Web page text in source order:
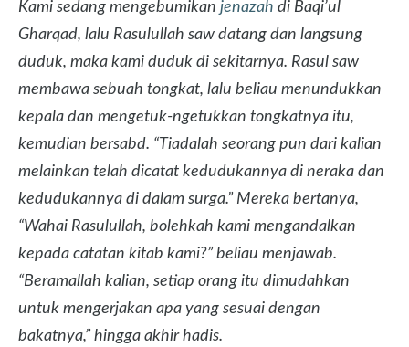
Kami sedang mengebumikan jenazah di Baqi’ul
Gharqad, lalu Rasulullah saw datang dan langsung
duduk, maka kami duduk di sekitarnya. Rasul saw
membawa sebuah tongkat, lalu beliau menundukkan
kepala dan mengetuk-ngetukkan tongkatnya itu,
kemudian bersabd. “Tiadalah seorang pun dari kalian
melainkan telah dicatat kedudukannya di neraka dan
kedudukannya di dalam surga.” Mereka bertanya,
“Wahai Rasulullah, bolehkah kami mengandalkan
kepada catatan kitab kami?” beliau menjawab.
“Beramallah kalian, setiap orang itu dimudahkan
untuk mengerjakan apa yang sesuai dengan
bakatnya,” hingga akhir hadis.